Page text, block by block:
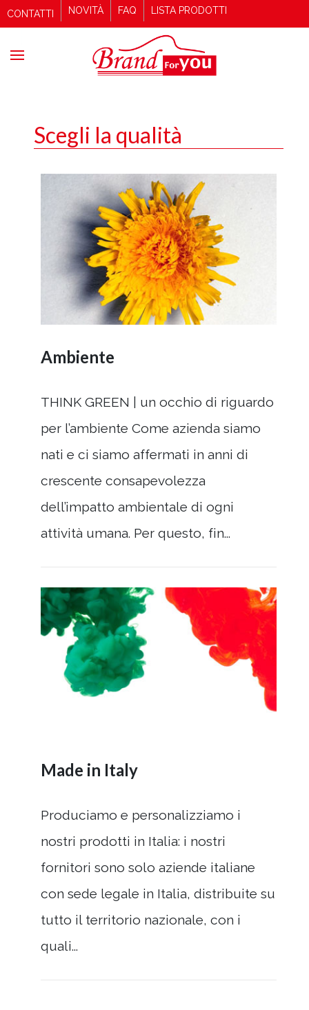
CONTATTI NOVITÀ FAQ LISTA PRODOTTI
Scegli la qualità
Ambiente
THINK GREEN | un occhio di riguardo
per l’ambiente Come azienda siamo
nati e ci siamo affermati in anni di
crescente consapevolezza
dell’impatto ambientale di ogni
attività umana. Per questo, fin...
Made in Italy
Produciamo e personalizziamo i
nostri prodotti in Italia: i nostri
fornitori sono solo aziende italiane
con sede legale in Italia, distribuite su
tutto il territorio nazionale, con i
quali...